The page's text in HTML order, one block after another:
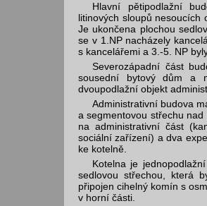
Hlavní pětipodlažní
litinových sloupů nesoucích
Je ukončena plochou
se v 1.NP nacházely
s kancelářemi a 3.-5. NP
Severozápadní část
sousední bytový dům a
dvoupodlažní objekt
Administrativní budova
a segmentovou střechu
na administrativní část
sociální zařízení) a dva
ke kotelně.
Kotelna je
sedlovou střechou, která
připojen cihelný komín s
v horní části.